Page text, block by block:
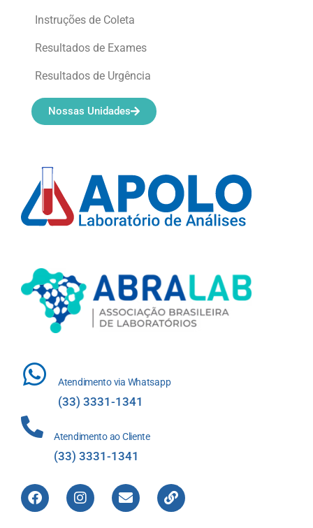
Atendimento via Whatsapp
(33) 3331-1341
Atendimento ao Cliente
(33) 3331-1341
Instruções de Coleta
Resultados de Exames
Resultados de Urgência
Nossas Unidades